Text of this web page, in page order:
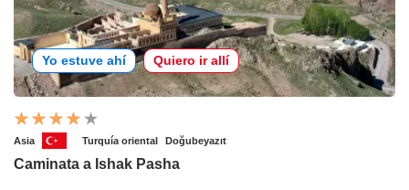
Yo estuve ahí Quiero ir allí
Asia Turquía oriental Doğubeyazıt
Caminata a Ishak Pasha